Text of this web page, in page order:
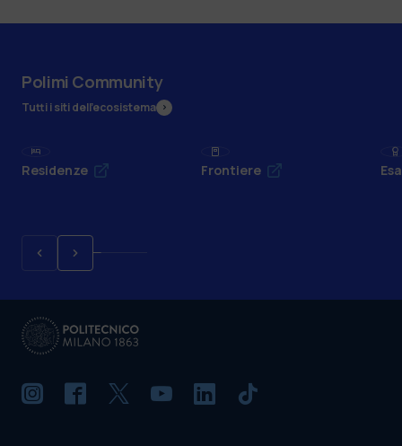
Polimi Community
Tutti i siti dell’ecosistema
Residenze Frontiere